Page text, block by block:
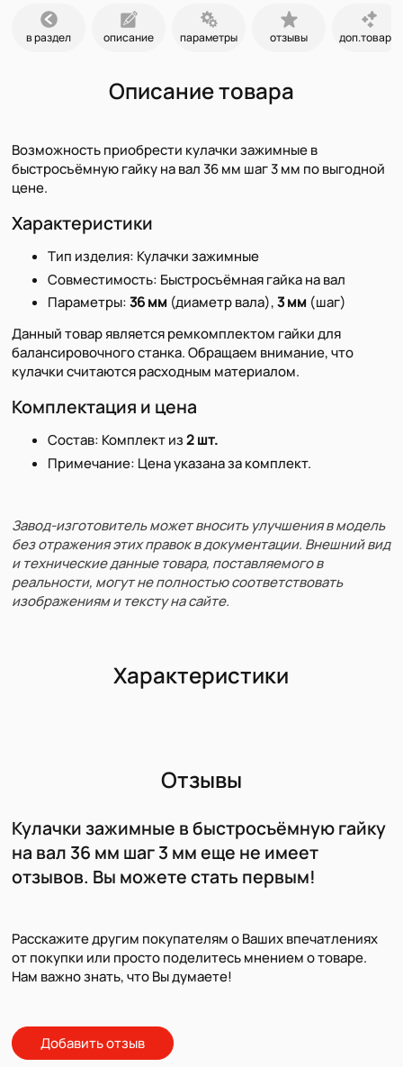
в раздел описание параметры отзывы доп.товары
Описание товара
Возможность приобрести кулачки зажимные в
быстросъёмную гайку на вал 36 мм шаг 3 мм по выгодной
цене.
Характеристики
Тип изделия: Кулачки зажимные
Совместимость: Быстросъёмная гайка на вал
Параметры:36 мм (диаметр вала),3 мм (шаг)
Данный товар является ремкомплектом гайки для
балансировочного станка. Обращаем внимание, что
кулачки считаются расходным материалом.
Комплектация и цена
Состав: Комплект из2 шт.
Примечание: Цена указана за комплект.
Завод-изготовитель может вносить улучшения в модель
без отражения этих правок в документации. Внешний вид
и технические данные товара, поставляемого в
реальности, могут не полностью соответствовать
изображениям и тексту на сайте.
Характеристики
Отзывы
Кулачки зажимные в быстросъёмную гайку
на вал 36 мм шаг 3 мм еще не имеет
отзывов. Вы можете стать первым!
Расскажите другим покупателям о Ваших впечатлениях
от покупки или просто поделитесь мнением о товаре.
Нам важно знать, что Вы думаете!
Добавить отзыв